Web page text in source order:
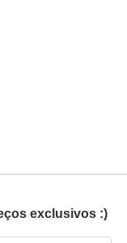
exclusivos :)